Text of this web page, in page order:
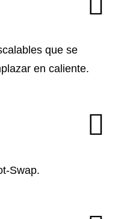
que se
en caliente.
Swap.